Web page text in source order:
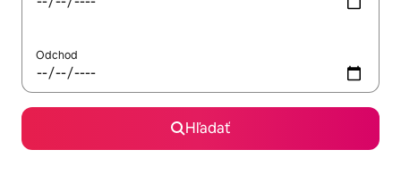
Odchod
Hľadať